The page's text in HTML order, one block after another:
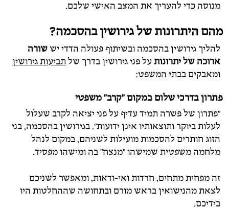
מנוסה כדי להעריך את המצב האישי שלכם.
מהם היתרונות של גירושין בהסכמה?
להליך גירושין בהסכמה ובשיתוף פעולה הדדי יששורה
ארוכה של יתרונותעל פני גירושין בדרך שלתביעות גירושין
ומאבקים בבתי המשפט:
פתרון בדרכי שלום במקום "קרב" משפטי
"פתרון של פשרה תמיד עדיף על פני יציאה לקרב שעלול
לעלות ביוקר ותוצאותיו אינן ידועות". בגירושין בהסכמה, בני
הזוג חותרים להסכמות מועילות לשניהם, במקום לנהל
מלחמה משפטית שמישהו "מנצח" בה ומישהו מפסיד.
זה מפחית מתחים, חרדות ואי-ודאות, ומאפשר לשניכם
לצאת מהנישואין בראש מורם ובתחושה שההחלטות היו
בידיכם.